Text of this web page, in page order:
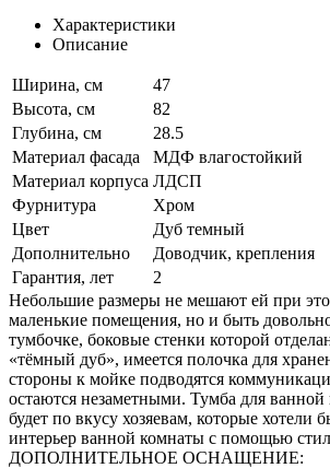
Характеристики
Описание
Ширина, см
47
Высота, см
82
Глубина, см
28.5
Материал фасада
МДФ влагостойкий
Материал корпуса ЛДСП
Фурнитура
Хром
Цвет
Дуб темный
Дополнительно
Доводчик, крепления
Гарантия, лет
2
Небольшие размеры не мешают ей при
маленькие помещения, но и быть
тумбочке, боковые стенки которой
«тёмный дуб», имеется полочка для
стороны к мойке подводятся
остаются незаметными. Тумба для ванной
будет по вкусу хозяевам, которые хотели
интерьер ванной комнаты с помощью
ДОПОЛНИТЕЛЬНОЕ ОСНАЩЕНИЕ: